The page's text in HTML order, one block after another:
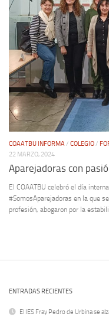
COAATBU INFORMA/ COLEGIO/
22 MARZO, 2024
Aparejadoras con
El COAATBU celebró el día
#SomosAparejadoras en la que
profesión, abogaron por la
ENTRADAS RECIENTES
El IES Fray Pedro de Urbina se